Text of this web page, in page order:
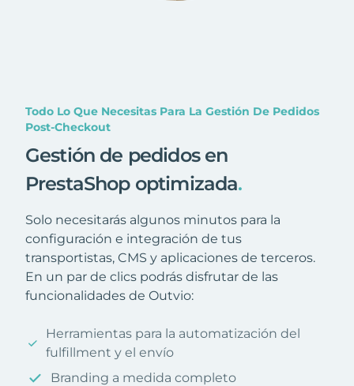
Todo Lo Que Necesitas Para La Gestión De Pedidos
Post-Checkout
Gestión de pedidos en
PrestaShop optimizada.
Solo necesitarás algunos minutos para la
configuración e integración de tus
transportistas, CMS y aplicaciones de terceros.
En un par de clics podrás disfrutar de las
funcionalidades de Outvio:
Herramientas para la automatización del
fulfillment y el envío
Branding a medida completo